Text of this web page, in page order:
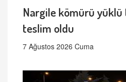
Nargile kömürü yüklü
teslim oldu
7 Ağustos 2026 Cuma